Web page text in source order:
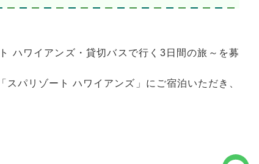
ハワイアンズ・貸切バスで行く3日間の旅～を募
パリゾート ハワイアンズ」にご宿泊いただき、